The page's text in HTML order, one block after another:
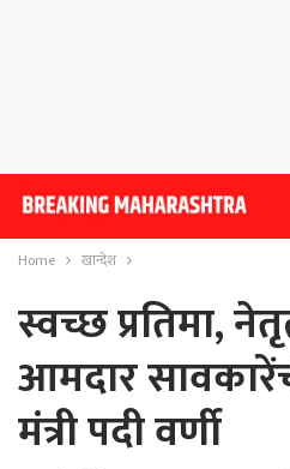
Home खान्देश
स्वच्छ प्रतिमा,
आमदार
मंत्री पदी वर्णी